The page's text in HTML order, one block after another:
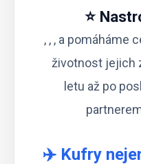
⭐
, , , a pomáháme
životnost jejich
letu až po
✈️ Kufry